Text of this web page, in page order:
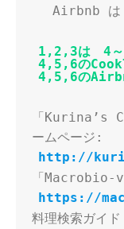
Airbnb は
1,2,3は　4～
4,5,6の
4,5,6の
「Kurina’s
http://
https://